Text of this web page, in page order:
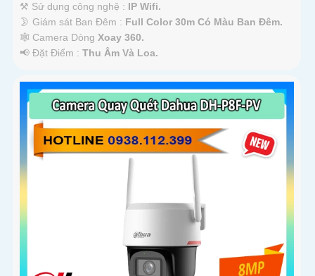
⚒ Sử dụng công nghệ : IP Wifi.
🌛 Giám sát Ban Đêm : Full Color 30m Có Màu Ban Ðêm.
🕸️ Camera Dòng Xoay 360.
️📢 Đặt Điểm : Thu Âm Và Loa.